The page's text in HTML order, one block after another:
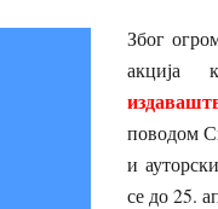
Због
акција
поводом
и
се до 25.